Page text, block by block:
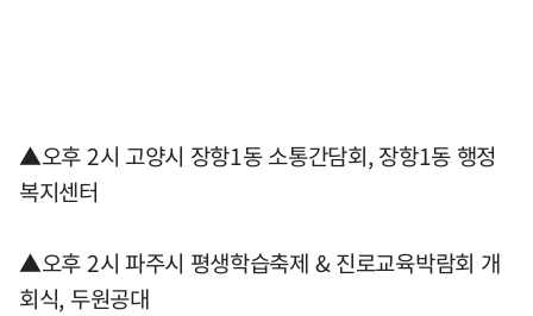
▲오후 2시 고양시 장항1동 소통간담회, 장항1동 행정
복지센터
▲오후 2시 파주시 평생학습축제 & 진로교육박람회 개
회식, 두원공대